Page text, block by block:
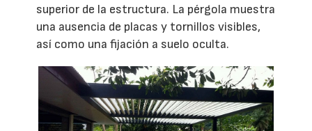
superior de la estructura. La pérgola muestra
una ausencia de placas y tornillos visibles,
así como una fijación a suelo oculta.